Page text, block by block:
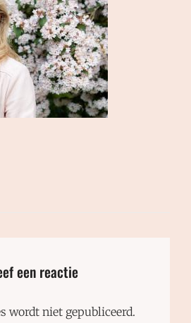
een reactie
wordt niet gepubliceerd.